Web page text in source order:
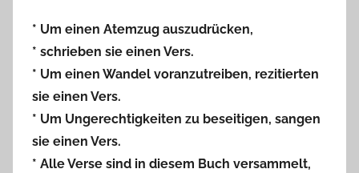
* Um einen Atemzug auszudrücken,
* schrieben sie einen Vers.
* Um einen Wandel voranzutreiben, rezitierten
sie einen Vers.
* Um Ungerechtigkeiten zu beseitigen, sangen
sie einen Vers.
* Alle Verse sind in diesem Buch versammelt,